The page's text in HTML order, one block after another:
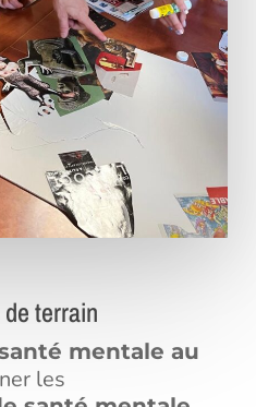
terrain
mentale au
les